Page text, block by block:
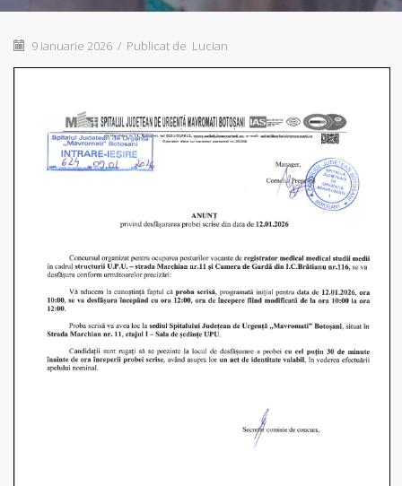
9 ianuarie 2026 / Publicat de Lucian